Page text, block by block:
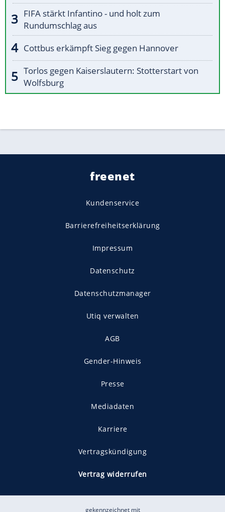
FIFA stärkt Infantino - und holt zum
Rundumschlag aus
Cottbus erkämpft Sieg gegen Hannover
Torlos gegen Kaiserslautern: Stotterstart von
Wolfsburg
freenet
Kundenservice
Barrierefreiheitserklärung
Impressum
Datenschutz
Datenschutzmanager
Utiq verwalten
AGB
Gender-Hinweis
Presse
Mediadaten
Karriere
Vertragskündigung
Vertrag widerrufen
gekennzeichnet mit